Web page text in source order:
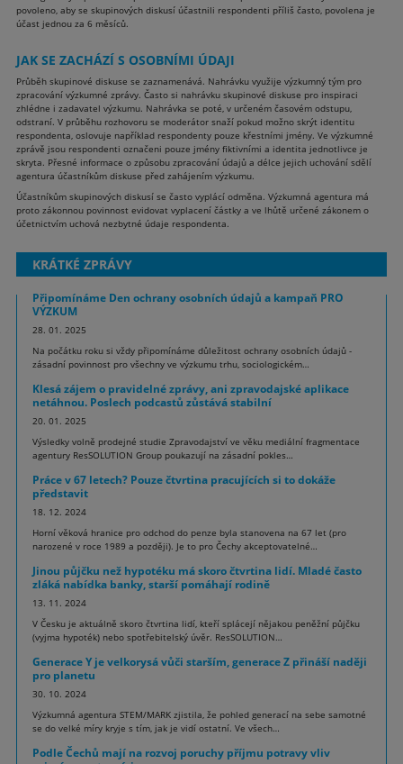
povoleno, aby se skupinových diskusí účastnili respondenti příliš často, povolena je
účast jednou za 6 měsíců.
JAK SE ZACHÁZÍ S OSOBNÍMI ÚDAJI
Průběh skupinové diskuse se zaznamenává. Nahrávku využije výzkumný tým pro
zpracování výzkumné zprávy. Často si nahrávku skupinové diskuse pro inspiraci
zhlédne i zadavatel výzkumu. Nahrávka se poté, v určeném časovém odstupu,
odstraní. V průběhu rozhovoru se moderátor snaží pokud možno skrýt identitu
respondenta, oslovuje například respondenty pouze křestními jmény. Ve výzkumné
zprávě jsou respondenti označeni pouze jmény fiktivními a identita jednotlivce je
skryta. Přesné informace o způsobu zpracování údajů a délce jejich uchování sdělí
agentura účastníkům diskuse před zahájením výzkumu.
Účastníkům skupinových diskusí se často vyplácí odměna. Výzkumná agentura má
proto zákonnou povinnost evidovat vyplacení částky a ve lhůtě určené zákonem o
účetnictvím uchová nezbytné údaje respondenta.
KRÁTKÉ ZPRÁVY
Připomínáme Den ochrany osobních údajů a kampaň PRO
VÝZKUM
28. 01. 2025
Na počátku roku si vždy připomínáme důležitost ochrany osobních údajů -
zásadní povinnost pro všechny ve výzkumu trhu, sociologickém…
Klesá zájem o pravidelné zprávy, ani zpravodajské aplikace
netáhnou. Poslech podcastů zůstává stabilní
20. 01. 2025
Výsledky volně prodejné studie Zpravodajství ve věku mediální fragmentace
agentury ResSOLUTION Group poukazují na zásadní pokles…
Práce v 67 letech? Pouze čtvrtina pracujících si to dokáže
představit
18. 12. 2024
Horní věková hranice pro odchod do penze byla stanovena na 67 let (pro
narozené v roce 1989 a později). Je to pro Čechy akceptovatelné…
Jinou půjčku než hypotéku má skoro čtvrtina lidí. Mladé často
zláká nabídka banky, starší pomáhají rodině
13. 11. 2024
V Česku je aktuálně skoro čtvrtina lidí, kteří splácejí nějakou peněžní půjčku
(vyjma hypoték) nebo spotřebitelský úvěr. ResSOLUTION…
Generace Y je velkorysá vůči starším, generace Z přináší naději
pro planetu
30. 10. 2024
Výzkumná agentura STEM/MARK zjistila, že pohled generací na sebe samotné
se do velké míry kryje s tím, jak je vidí ostatní. Ve všech…
Podle Čechů mají na rozvoj poruchy příjmu potravy vliv